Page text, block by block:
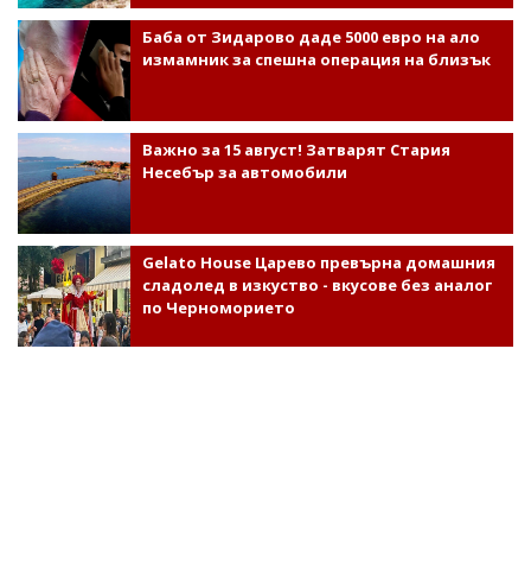
Баба от Зидарово даде 5000 евро на ало
измамник за спешна операция на близък
Важно за 15 август! Затварят Стария
Несебър за автомобили
Gelato House Царево превърна домашния
сладолед в изкуство - вкусове без аналог
по Черноморието